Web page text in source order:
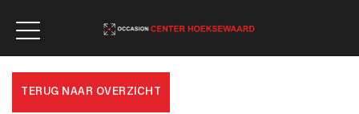
TERUG NAAR OVERZICHT